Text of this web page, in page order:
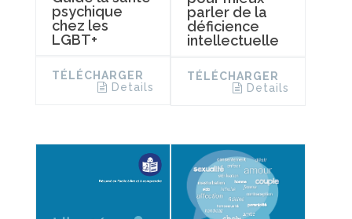
psychique
chez les
LGBT+
TÉLÉCHARGER
Details
parler de la
déficience
intellectuelle
TÉLÉCHARGER
Details